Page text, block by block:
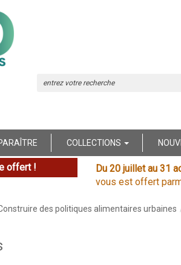
COLLECTIONS
offert ! Du 20 juillet au 31
vous est offert
des politiques alimentaires urbaines